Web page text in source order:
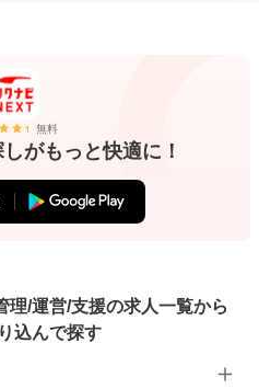
無料
がもっと快適に！
理/運営/支援の求人一覧から
込んで探す